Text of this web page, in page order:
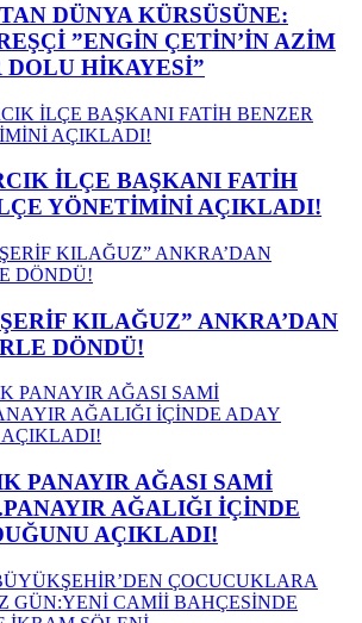
DÜNYA KÜRSÜSÜNE:
”ENGİN ÇETİN’İN AZİM
DOLU HİKAYESİ”
İLÇE BAŞKANI FATİH
YÖNETİMİNİ AÇIKLADI!
KILAĞUZ” ANKRA’DAN
DÖNDÜ!
PANAYIR AĞASI SAMİ
AĞALIĞI İÇİNDE
AÇIKLADI!